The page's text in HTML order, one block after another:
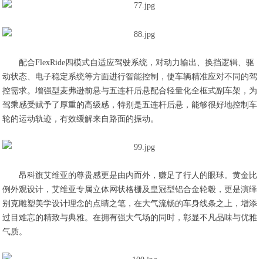
配合FlexRide四模式自适应驾驶系统，对动力输出、换挡逻辑、驱
动状态、电子稳定系统等方面进行智能控制，使车辆精准应对不同的驾
控需求。增强型麦弗逊前悬与五连杆后悬配合轻量化全框式副车架，为
驾乘感受赋予了厚重的高级感，特别是五连杆后悬，能够很好地控制车
轮的运动轨迹，有效缓解来自路面的振动。
昂科旗艾维亚的尊贵感更是由内而外，赚足了行人的眼球。黄金比
例外观设计，艾维亚专属立体网状格栅及皇冠型铝合金轮毂，更是演绎
别克雕塑美学设计理念的点睛之笔，在大气流畅的车身线条之上，增添
过目难忘的精致与典雅。在拥有强大气场的同时，彰显不凡品味与优雅
气质。